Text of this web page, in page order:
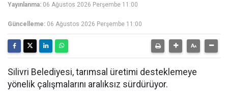
Yayınlanma: 06 Ağustos 2026 Perşembe 11:00
Güncelleme: 06 Ağustos 2026 Perşembe 11:00
Silivri Belediyesi, tarımsal üretimi desteklemeye
yönelik çalışmalarını aralıksız sürdürüyor.